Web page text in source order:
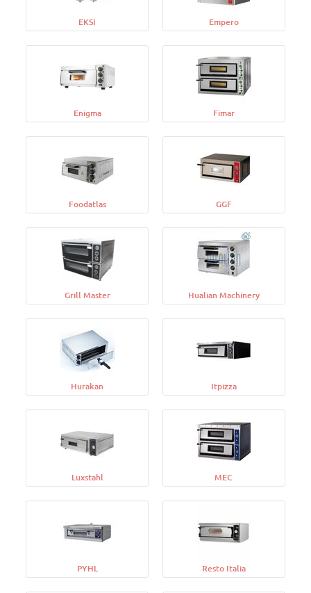
EKSI Empero
Enigma Fimar
Foodatlas GGF
Grill Master Hualian Machinery
Hurakan Itpizza
Luxstahl MEC
PYHL Resto Italia